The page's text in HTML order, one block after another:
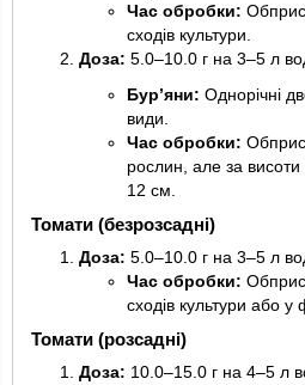
Час обробки:
сходів культури.
Доза: 5.0–10.0 г на 3–5 л
Бур’яни: Однорічні
види.
Час обробки:
рослин, але за
12 см.
Томати (безрозсадні)
Доза: 5.0–10.0 г на 3–5 л
Час обробки:
сходів культури або у
Томати (розсадні)
Доза: 10.0–15.0 г на 4–5 л